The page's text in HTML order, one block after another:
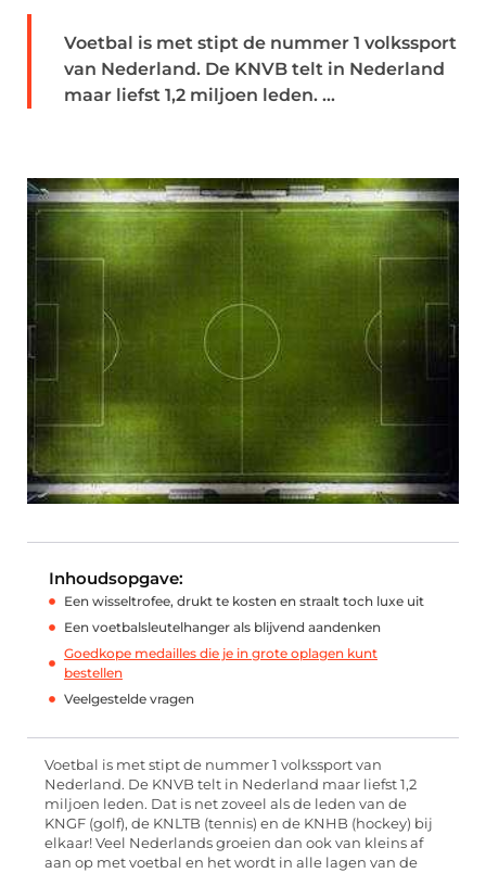
Voetbal is met stipt de nummer 1 volkssport
van Nederland. De KNVB telt in Nederland
maar liefst 1,2 miljoen leden. ...
Inhoudsopgave:
Een wisseltrofee, drukt te kosten en straalt toch luxe uit
Een voetbalsleutelhanger als blijvend aandenken
Goedkope medailles die je in grote oplagen kunt
bestellen
Veelgestelde vragen
Voetbal is met stipt de nummer 1 volkssport van
Nederland. De KNVB telt in Nederland maar liefst 1,2
miljoen leden. Dat is net zoveel als de leden van de
KNGF (golf), de KNLTB (tennis) en de KNHB (hockey) bij
elkaar! Veel Nederlands groeien dan ook van kleins af
aan op met voetbal en het wordt in alle lagen van de